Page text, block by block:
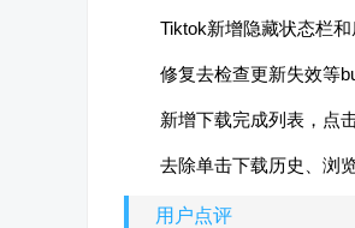
Tiktok新增隐藏状态栏
修复去检查更新失效等
新增下载完成列表，点
去除单击下载历史、浏
用户点评